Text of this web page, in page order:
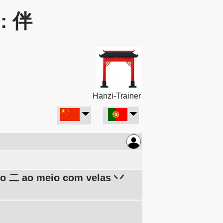
伴
Hanzi-Trainer
二 ao meio com velas 丷